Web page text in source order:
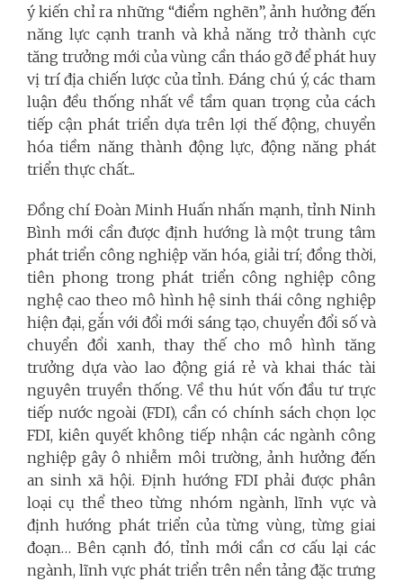
ý kiến chỉ ra những “điểm nghẽn”, ảnh hưởng đến
năng lực cạnh tranh và khả năng trở thành cực
tăng trưởng mới của vùng cần tháo gỡ để phát huy
vị trí địa chiến lược của tỉnh. Đáng chú ý, các tham
luận đều thống nhất về tầm quan trọng của cách
tiếp cận phát triển dựa trên lợi thế động, chuyển
hóa tiềm năng thành động lực, động năng phát
triển thực chất...
Đồng chí Đoàn Minh Huấn nhấn mạnh, tỉnh Ninh
Bình mới cần được định hướng là một trung tâm
phát triển công nghiệp văn hóa, giải trí; đồng thời,
tiên phong trong phát triển công nghiệp công
nghệ cao theo mô hình hệ sinh thái công nghiệp
hiện đại, gắn với đổi mới sáng tạo, chuyển đổi số và
chuyển đổi xanh, thay thế cho mô hình tăng
trưởng dựa vào lao động giá rẻ và khai thác tài
nguyên truyền thống. Về thu hút vốn đầu tư trực
tiếp nước ngoài (FDI), cần có chính sách chọn lọc
FDI, kiên quyết không tiếp nhận các ngành công
nghiệp gây ô nhiễm môi trường, ảnh hưởng đến
an sinh xã hội. Định hướng FDI phải được phân
loại cụ thể theo từng nhóm ngành, lĩnh vực và
định hướng phát triển của từng vùng, từng giai
đoạn… Bên cạnh đó, tỉnh mới cần cơ cấu lại các
ngành, lĩnh vực phát triển trên nền tảng đặc trưng